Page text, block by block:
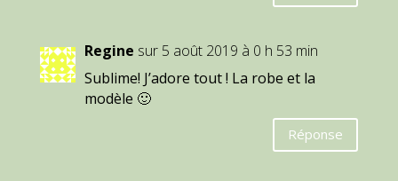
Regine sur 5 août 2019 à 0 h 53 min
Sublime! J’adore tout ! La robe et la
modèle 🙂
Réponse